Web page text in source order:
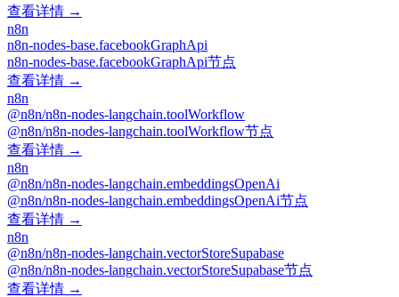
查看详情 →
n8n
n8n-nodes-base.facebookGraphApi
n8n-nodes-base.facebookGraphApi节点
查看详情 →
n8n
@n8n/n8n-nodes-langchain.toolWorkflow
@n8n/n8n-nodes-langchain.toolWorkflow节点
查看详情 →
n8n
@n8n/n8n-nodes-langchain.embeddingsOpenAi
@n8n/n8n-nodes-langchain.embeddingsOpenAi节点
查看详情 →
n8n
@n8n/n8n-nodes-langchain.vectorStoreSupabase
@n8n/n8n-nodes-langchain.vectorStoreSupabase节点
查看详情 →